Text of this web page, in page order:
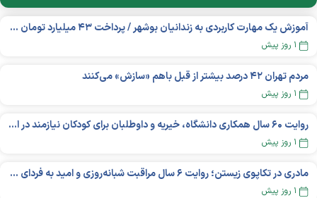
آموزش یک مهارت کاربردی به زندانیان بوشهر / پرداخت ۴۳ میلیارد تومان تسهیلات خوداشتغالی
۱ روز پیش
مردم تهران ۴۲ درصد بیشتر از قبل باهم «سازش» می‌کنند
۱ روز پیش
روایت ۶۰ سال همکاری دانشگاه، خیریه و داوطلبان برای کودکان نیازمند در استرالیا
۱ روز پیش
مادری در تکاپوی زیستن؛ روایت ۶ سال مراقبت شبانه‌روزی و امید به فردای «نورا»
۱ روز پیش